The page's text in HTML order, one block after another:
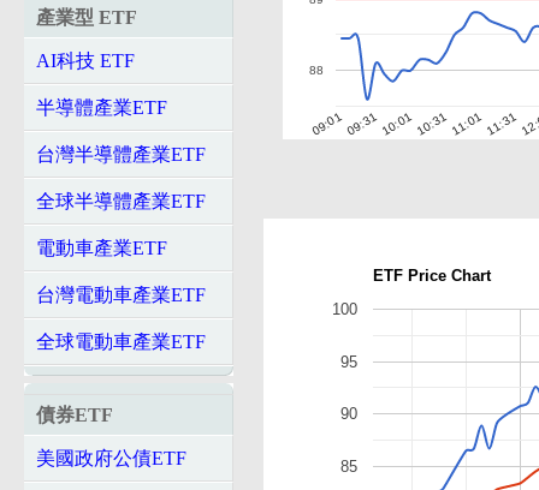
產業型 ETF
AI科技 ETF
半導體產業ETF
台灣半導體產業ETF
全球半導體產業ETF
電動車產業ETF
台灣電動車產業ETF
全球電動車產業ETF
債券ETF
美國政府公債ETF
09:0109:3110:0110:3111:0111:31
88
ETF Price Chart
85
90
95
100